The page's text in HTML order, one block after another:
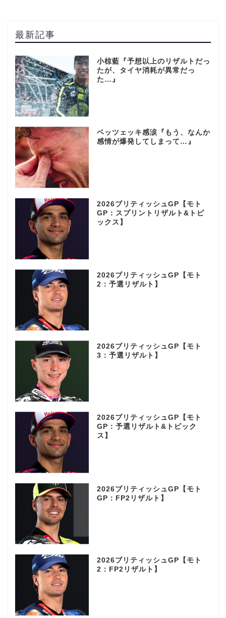
最新記事
小椋藍『予想以上のリザルトだっ
たが、タイヤ消耗が異常だっ
た…』
ベッツェッキ感涙『もう、なんか
感情が爆発してしまって…』
2026ブリティッシュGP【モト
GP：スプリントリザルト&トピ
ックス】
2026ブリティッシュGP【モト
2：予選リザルト】
2026ブリティッシュGP【モト
3：予選リザルト】
2026ブリティッシュGP【モト
GP：予選リザルト&トピック
ス】
2026ブリティッシュGP【モト
GP：FP2リザルト】
2026ブリティッシュGP【モト
2：FP2リザルト】